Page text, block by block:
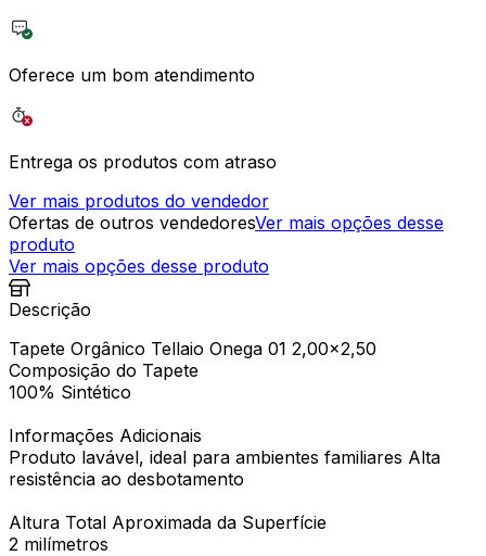
Oferece um bom atendimento
Entrega os produtos com atraso
Ver mais produtos do vendedor
Ofertas de outros vendedoresVer mais opções desse
produto
Ver mais opções desse produto
Descrição
Tapete Orgânico Tellaio Onega 01 2,00x2,50
Composição do Tapete
100% Sintético
Informações Adicionais
Produto lavável, ideal para ambientes familiares Alta
resistência ao desbotamento
Altura Total Aproximada da Superfície
2 milímetros